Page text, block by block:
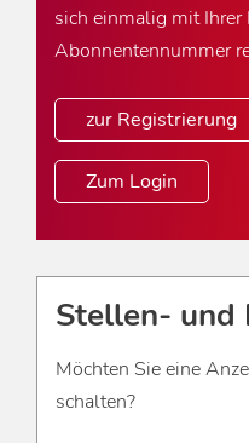
sich einmalig mit
Abonnentennummer
zur Registrierung
Zum Login
Stellen- und
Möchten Sie eine
schalten?